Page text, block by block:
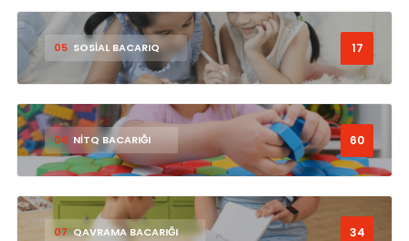
05 SOSİAL BACARIQ 17
06 NİTQ BACARIĞI 60
07 QAVRAMA BACARIĞI 34